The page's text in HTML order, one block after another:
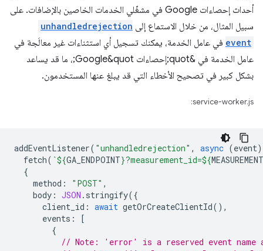
أحداث إحصاءات Google في مشغّلي الخدمات الخاصين بالإضافات. على
سبيل المثال، من خلال الاستماع إلى unhandledrejection
event في عامل الخدمة، يمكنك تسجيل أي استثناءات غير معالَجة في
عامل الخدمة في &quot;إحصاءات Google&quot;، ما قد يساعد
بشكل كبير في تصحيح الأخطاء التي قد يبلغ عنها المستخدمون.
service-worker.js:
addEventListener( "unhandledrejection" , async (event)
fetch( `${GA_ENDPOINT}?measurement_id=${
{
method : "POST" ,
body : JSON . stringify({
client_id : await getOrCreateClientId(),
events :
[
{
// Note: 'error' is a reserved event name